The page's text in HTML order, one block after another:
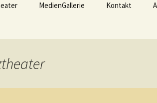
MedienGallerie Kontakt